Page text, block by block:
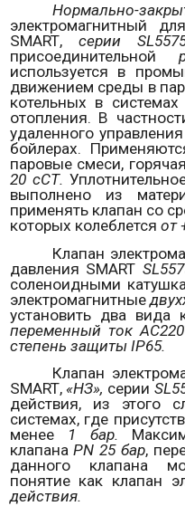
Нормально-
электромагнитный
SMART, серии SL
присоединительной
используется в
движением среды в
котельных в
отопления. В
удаленного
бойлерах.
паровые смеси,
20 сСТ.
выполнено из
применять клапан со
которых колеблется от
Клапан
давления SMART SL
соленоидными
электромагнитные
установить два вида
переменный ток AC220
степень защиты IP65.
Клапан
SMART,«НЗ», серииSL
действия, из этого
системах, где
менее 1 бар.
клапанаPN 25 бар,
данного клапана
понятие как клапан
действия.